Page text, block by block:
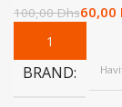
100,00Dhs60,00
BRAND